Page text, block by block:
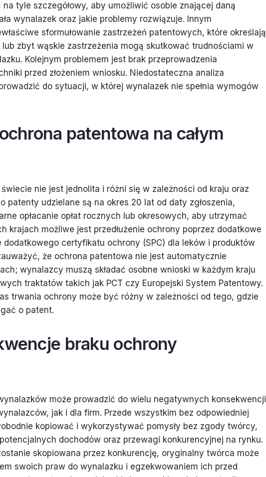
tyle szczegółowy, aby umożliwić osobie znającej daną
wynalazek oraz jakie problemy rozwiązuje. Innym
sformułowanie zastrzeżeń patentowych, które określają
zbyt wąskie zastrzeżenia mogą skutkować trudnościami w
Kolejnym problemem jest brak przeprowadzenia
przed złożeniem wniosku. Niedostateczna analiza
do sytuacji, w której wynalazek nie spełnia wymogów
patentowa na całym
nie jest jednolita i różni się w zależności od kraju oraz
patenty udzielane są na okres 20 lat od daty zgłoszenia,
opłacanie opłat rocznych lub okresowych, aby utrzymać
krajach możliwe jest przedłużenie ochrony poprzez dodatkowe
dodatkowego certyfikatu ochrony (SPC) dla leków i produktów
że ochrona patentowa nie jest automatycznie
wynalazcy muszą składać osobne wnioski w każdym kraju
traktatów takich jak PCT czy Europejski System Patentowy.
trwania ochrony może być różny w zależności od tego, gdzie
o patent.
braku ochrony
może prowadzić do wielu negatywnych konsekwencji
jak i dla firm. Przede wszystkim bez odpowiedniej
kopiować i wykorzystywać pomysły bez zgody twórcy,
dochodów oraz przewagi konkurencyjnej na rynku.
skopiowana przez konkurencję, oryginalny twórca może
swoich praw do wynalazku i egzekwowaniem ich przed